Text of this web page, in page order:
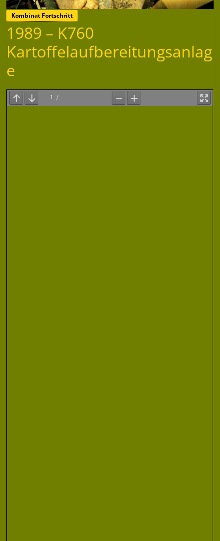
Kombinat Fortschritt
1989 – K760
Kartoffelaufbereitungsanlag
e